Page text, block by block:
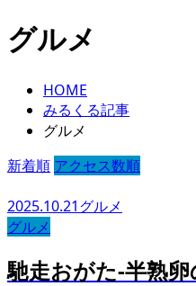
グルメ
HOME
みるくる記事
グルメ
新着順 アクセス数順
2025.10.21グルメ
グルメ
馳走おがた-半熟